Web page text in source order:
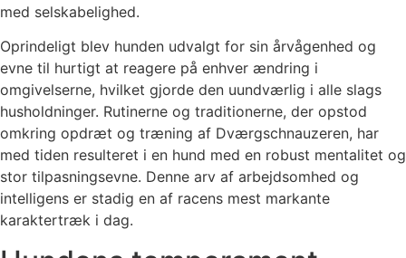
med selskabelighed.
Oprindeligt blev hunden udvalgt for sin årvågenhed og
evne til hurtigt at reagere på enhver ændring i
omgivelserne, hvilket gjorde den uundværlig i alle slags
husholdninger. Rutinerne og traditionerne, der opstod
omkring opdræt og træning af Dværgschnauzeren, har
med tiden resulteret i en hund med en robust mentalitet og
stor tilpasningsevne. Denne arv af arbejdsomhed og
intelligens er stadig en af racens mest markante
karaktertræk i dag.